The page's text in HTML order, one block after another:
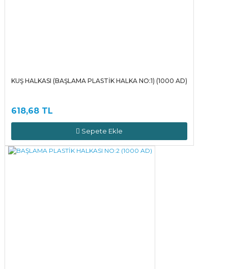
KUŞ HALKASI (BAŞLAMA PLASTİK HALKA NO:1) (1000 AD)
618,68 TL
Sepete Ekle